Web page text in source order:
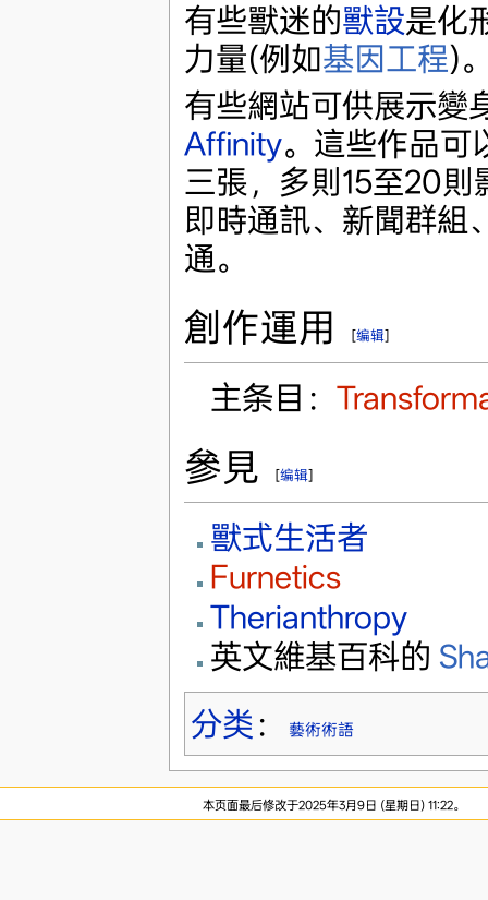
有些獸迷的獸設是化
力量(例如基因工程)
有些網站可供展示變
Affinity。這些作品可
三張，多則15至20
即時通訊、新聞群組
通。
創作運用 [编辑]
主条目：
參見 [编辑]
獸式生活者
Furnetics
Therianthropy
英文維基百科的
分类 ： 藝術術語
本页面最后修改于2025年3月9日 (星期日) 11:22。